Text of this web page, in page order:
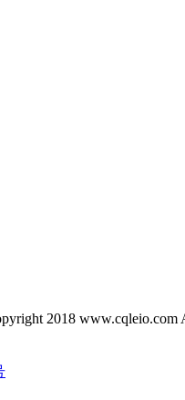
2018 www.cqleio.com